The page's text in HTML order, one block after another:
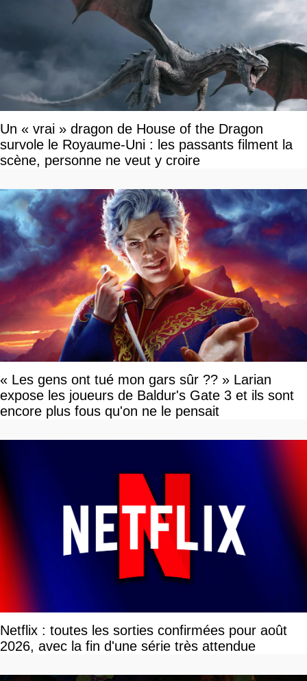
Un « vrai » dragon de House of the Dragon
survole le Royaume-Uni : les passants filment la
scène, personne ne veut y croire
« Les gens ont tué mon gars sûr ?? » Larian
expose les joueurs de Baldur's Gate 3 et ils sont
encore plus fous qu'on ne le pensait
Netflix : toutes les sorties confirmées pour août
2026, avec la fin d'une série très attendue